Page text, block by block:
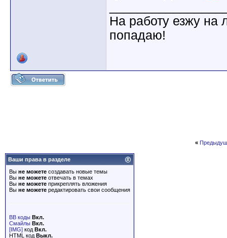
На работу езжу на
попадаю!
«
Ваши права в разделе
Вы не можете создавать новые темы
Вы не можете отвечать в темах
Вы не можете прикреплять вложения
Вы не можете редактировать свои сообщения
BB коды Вкл.
Смайлы Вкл.
[IMG] код Вкл.
HTML код Выкл.